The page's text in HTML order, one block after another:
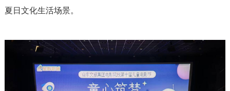
夏日文化生活场景。